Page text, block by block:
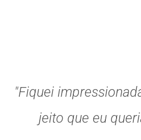
"Fiquei
jeito que eu